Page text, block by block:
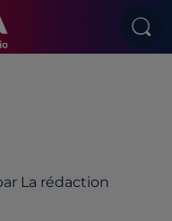
La rédaction